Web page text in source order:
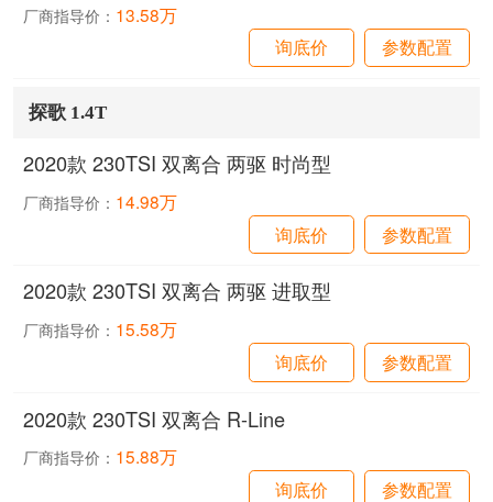
厂商指导价： 13.58万
询底价
参数配置
探歌 1.4T
2020款 230TSI 双离合 两驱 时尚型
厂商指导价： 14.98万
询底价
参数配置
2020款 230TSI 双离合 两驱 进取型
厂商指导价： 15.58万
询底价
参数配置
2020款 230TSI 双离合 R-Line
厂商指导价： 15.88万
询底价
参数配置